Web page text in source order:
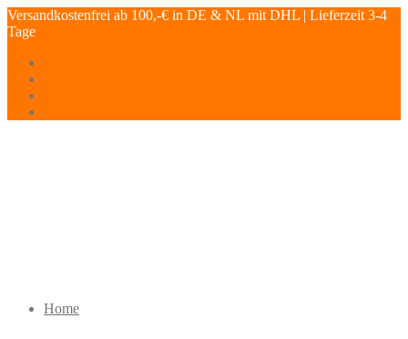
Versandkostenfrei ab 100,-€ in DE & NL mit DHL | Lieferzeit 3-4
Tage
Home